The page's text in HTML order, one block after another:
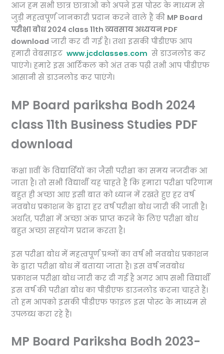
आज हम सभी छात्र छात्राओं को अपने इस पोस्ट के माध्यम से
जुड़ी महत्वपूर्ण जानकारी प्रदान करने वाले हैं की MP Board
परीक्षा बोध 2024 class 11th व्यवसाय अध्ययन PDF
download जारी कर दी गई है। तथा इसकी पीडीएफ आप
हमारी वेबसाइटwww.jcdclasses.com से डाउनलोड कर
पाएंगे। हमारे इस आर्टिकल को अंत तक पढ़ी तभी आप पीडीएफ
आसानी से डाउनलोड कर पाएंगे।
MP Board pariksha Bodh 2024
class 11th Business Studies PDF
download
कक्षा 11वीं के विद्यार्थियों का जैसी परीक्षा का समय नजदीक आ
जाता है। तो सभी विद्यार्थी यह चाहते हैं कि हमारा परीक्षा परिणाम
बहुत ही अच्छा आए इसी बात को ध्यान में रखते हुए हर वर्ष
नवबोध प्रकाशन के द्वारा हर वर्ष परीक्षा बोध जारी की जाती है।
अर्थात, परीक्षा में अच्छा अंक प्राप्त करने के लिए परीक्षा बोध
बहुत अच्छा सहयोग प्रदान करता है।
इस परीक्षा बोध में महत्वपूर्ण प्रश्नों का वर्ष भी नवबोध प्रकाशन
के द्वारा परीक्षा बोध में बताया जाता है। इस वर्ष नवबोध
प्रकाशन परीक्षा बोध जारी कर दी गई है अगर आप सभी विद्यार्थी
इस वर्ष की परीक्षा बोध का पीडीएफ डाउनलोड करना चाहते हैं।
तो हम आपको इसकी पीडीएफ फाइल इस पोस्ट के माध्यम से
उपलब्ध करा रहे हैं।
MP Board Pariksha Bodh 2023-